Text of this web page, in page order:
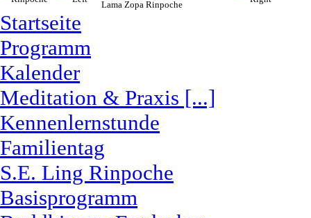
Lama Zopa Rinpoche
Startseite
Programm
Kalender
Meditation & Praxis [...]
Kennenlernstunde
Familientag
S.E. Ling Rinpoche
Basisprogramm